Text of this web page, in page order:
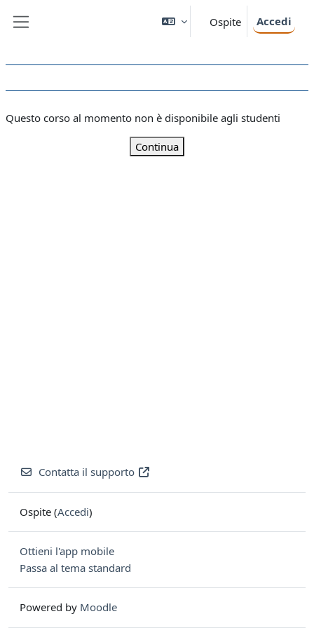
Ospite Accedi
Questo corso al momento non è disponibile agli studenti
Continua
Contatta il supporto
Ospite (Accedi)
Ottieni l'app mobile
Passa al tema standard
Powered by Moodle